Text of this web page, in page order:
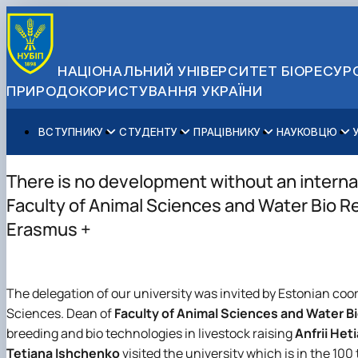
НАЦІОНАЛЬНИЙ УНІВЕРСИТЕТ
ПРИРОДОКОРИСТУВАННЯ УКРАЇНИ
ВСТУПНИКУ
Вступ до НУБіП України 2026
Приймальна комісія
Правила прийому
Для осіб з тимчасово окупованих територій
Зимовий вступ
Військова освіта
СТУДЕНТУ
Навчання
Додаткова освіта
Позанавчальна діяльність
Студентське самоврядування
Довідкова інформація
ПРАЦІВНИКУ
Освітній процес
Міжнародна діяльність
Довідкова інформація
Профспілкова організація
НАУКОВЦЮ
Наукова діяльність
Аспіранту / Докторанту
Захисти дисертацій
Законодавче та нормативне забезпечення
Центр колективного користування науковим
Наука для бізнесу
Управління і самоврядування
Загальна інформація
Офіційні документи
Стратегія розвитку на період 2026-2030рр.
Доступ до публічної інформації
Антикорупційні заходи
Гендерна радниця
Контактна інформація
There is no development without an
Faculty of Animal Sciences and Water Bio
Erаsmus +
The delegation of our university was invited by Estonian
Sciences. Dean ofFaculty of Animal Sciences and Water
breeding and bio technologies in livestock raisingAnfrii
Tetiana Ishchenkovisited the university which is in the